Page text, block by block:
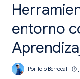
entorno
Por Tolo Berrocal